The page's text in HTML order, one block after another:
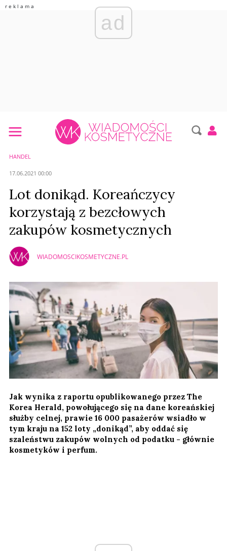
ad
HANDEL
17.06.2021 00:00
Lot donikąd. Koreańczycy
korzystają z bezcłowych
zakupów kosmetycznych
WIADOMOSCIKOSMETYCZNE.PL
Jak wynika z raportu opublikowanego przez The
Korea Herald, powołującego się na dane koreańskiej
służby celnej, prawie 16 000 pasażerów wsiadło w
tym kraju na 152 loty „donikąd”, aby oddać się
szaleństwu zakupów wolnych od podatku - głównie
kosmetyków i perfum.